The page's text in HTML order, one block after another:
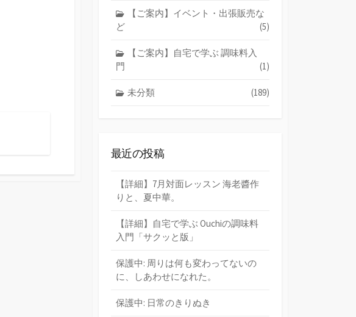
【ご案内】イベント・出張販売な
ど
(5)
【ご案内】自宅で学ぶ 調味料入
門
(1)
未分類 (189)
最近の投稿
【詳細】7月対面レッスン 海老醬作
りと、夏中華。
【詳細】自宅で学ぶ Ouchiの調味料
入門「サクッと版」
保護中: 周りは何も変わってないの
に、しあわせになれた。
保護中: 日常のきりぬき